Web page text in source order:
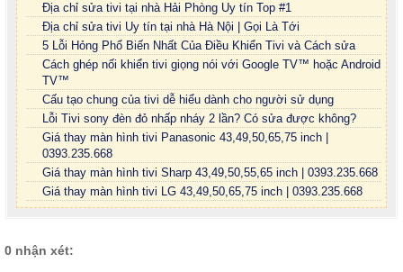
Địa chỉ sửa tivi tại nhà Hải Phòng Uy tín Top #1
Địa chỉ sửa tivi Uy tín tại nhà Hà Nội | Gọi Là Tới
5 Lỗi Hỏng Phổ Biến Nhất Của Điều Khiển Tivi và Cách sửa
Cách ghép nối khiển tivi giọng nói với Google TV™ hoặc Android
TV™
Cấu tạo chung của tivi dễ hiểu dành cho người sử dụng
Lỗi Tivi sony đèn đỏ nhấp nháy 2 lần? Có sửa được không?
Giá thay màn hình tivi Panasonic 43,49,50,65,75 inch |
0393.235.668
Giá thay màn hình tivi Sharp 43,49,50,55,65 inch | 0393.235.668
Giá thay màn hình tivi LG 43,49,50,65,75 inch | 0393.235.668
0 nhận xét: